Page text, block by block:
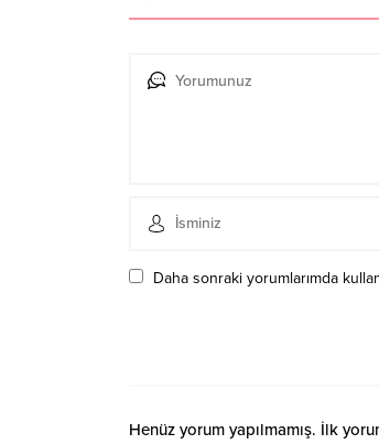
Daha sonraki yorumlarımda
Henüz yorum yapılmamış. İlk